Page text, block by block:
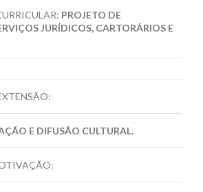
PROJETO DE
JURÍDICOS, CARTORÁRIOS E
E DIFUSÃO CULTURAL.